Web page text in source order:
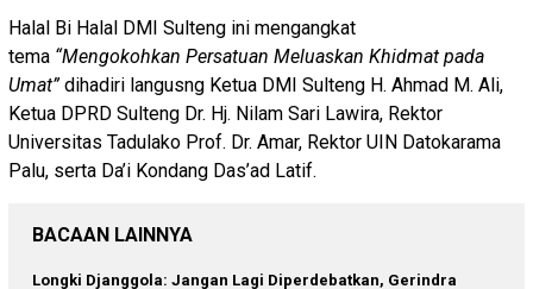
Halal Bi Halal DMI Sulteng ini mengangkat
tema “Mengokohkan Persatuan Meluaskan Khidmat pada
Umat”dihadiri langusng Ketua DMI Sulteng H. Ahmad M. Ali,
Ketua DPRD Sulteng Dr. Hj. Nilam Sari Lawira, Rektor
Universitas Tadulako Prof. Dr. Amar, Rektor UIN Datokarama
Palu, serta Da’i Kondang Das’ad Latif.
BACAAN LAINNYA
Longki Djanggola: Jangan Lagi Diperdebatkan, Gerindra